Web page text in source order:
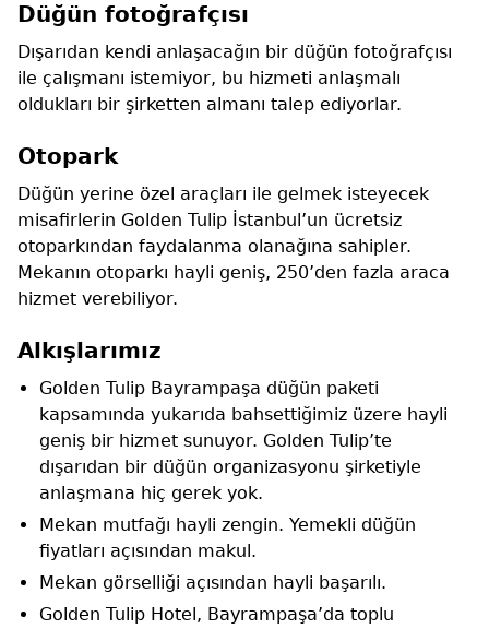
Düğün fotoğrafçısı
Dışarıdan kendi anlaşacağın bir düğün fotoğrafçısı
ile çalışmanı istemiyor, bu hizmeti anlaşmalı
oldukları bir şirketten almanı talep ediyorlar.
Otopark
Düğün yerine özel araçları ile gelmek isteyecek
misafirlerin Golden Tulip İstanbul’un ücretsiz
otoparkından faydalanma olanağına sahipler.
Mekanın otoparkı hayli geniş, 250’den fazla araca
hizmet verebiliyor.
Alkışlarımız
Golden Tulip Bayrampaşa düğün paketi
kapsamında yukarıda bahsettiğimiz üzere hayli
geniş bir hizmet sunuyor. Golden Tulip’te
dışarıdan bir düğün organizasyonu şirketiyle
anlaşmana hiç gerek yok.
Mekan mutfağı hayli zengin. Yemekli düğün
fiyatları açısından makul.
Mekan görselliği açısından hayli başarılı.
Golden Tulip Hotel, Bayrampaşa’da toplu